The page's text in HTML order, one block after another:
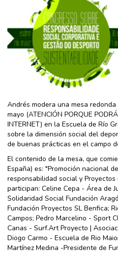
Andrés modera una mesa
mayo (ATENCIÓN PORQUE
INTERNET) en la Escuela de Río
sobre la dimensión social del
de buenas prácticas en el campo
El contenido de la mesa, que
España) es: "Promoción nacional
responsabilidad social y
participan: Celine Cepa - Área de
Solidaridad Social Fundación
Fundación Proyectos SL Benfica;
Campos; Pedro Marcelino - Sport
Canas - Surf.Art Proyecto |
Diogo Carmo - Escuela de Rio
Martínez Medina -Presidente de